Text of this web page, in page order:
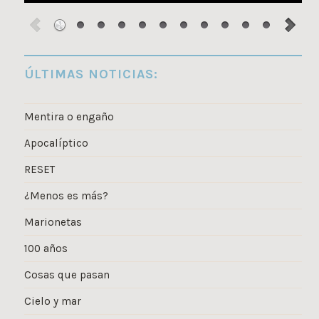
ÚLTIMAS NOTICIAS:
Mentira o engaño
Apocalíptico
RESET
¿Menos es más?
Marionetas
100 años
Cosas que pasan
Cielo y mar